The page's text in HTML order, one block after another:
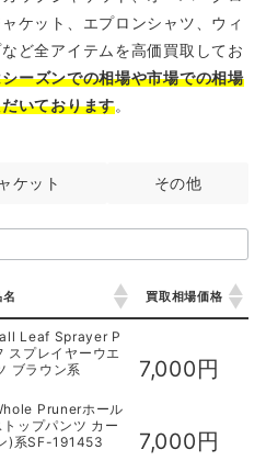
ケット、エプロンシャツ、ウィ
ど全アイテムを高価買取してお
ーズンでの相場や市場での相場
いております。
ケット その他
買取相場価格
Leaf Sprayer P
スプレイヤーウエ
ブラウン系
7,000円
Prunerホール
ップパンツ カー
)系SF-191453
7,000円